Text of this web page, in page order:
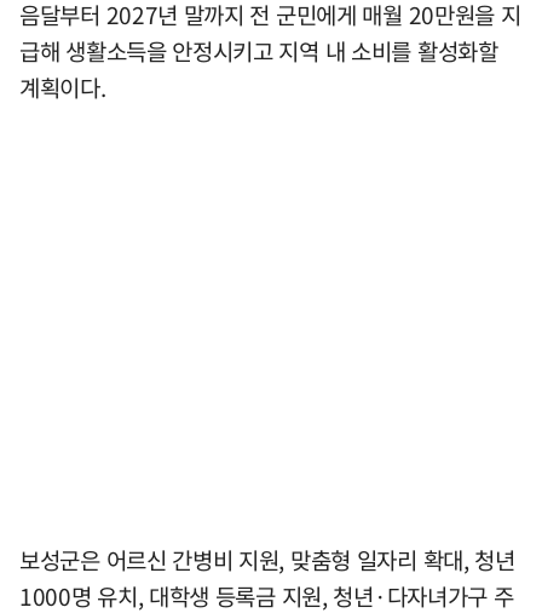
음달부터 2027년 말까지 전 군민에게 매월 20만원을 지
급해 생활소득을 안정시키고 지역 내 소비를 활성화할
계획이다.
보성군은 어르신 간병비 지원, 맞춤형 일자리 확대, 청년
1000명 유치, 대학생 등록금 지원, 청년·다자녀가구 주